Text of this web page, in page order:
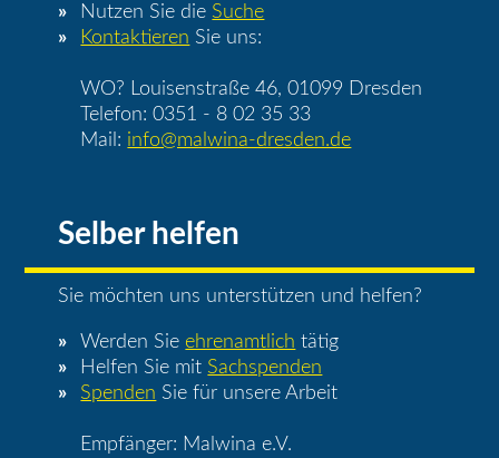
Nutzen Sie die Suche
Kontaktieren Sie uns:
WO? Louisenstraße 46, 01099 Dresden
Telefon: 0351 - 8 02 35 33
Mail: info@malwina-dresden.de
Selber helfen
Sie möchten uns unterstützen und helfen?
Werden Sie ehrenamtlich tätig
Helfen Sie mit Sachspenden
Spenden Sie für unsere Arbeit
Empfänger: Malwina e.V.